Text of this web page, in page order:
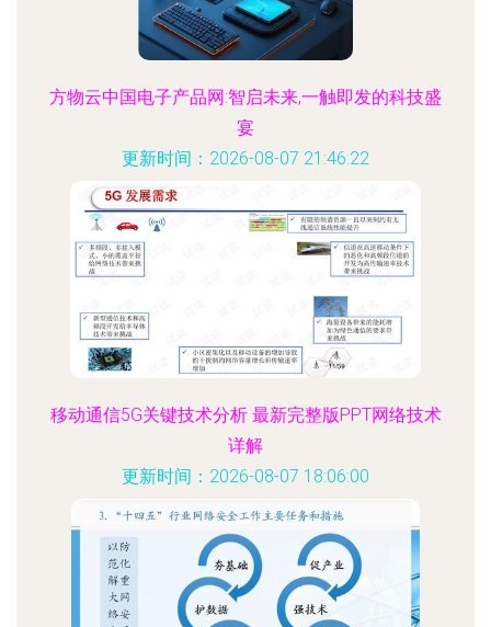
方物云中国电子产品网:智启未来,一触即发的科技盛
宴
更新时间：2026-08-07 21:46:22
移动通信5G关键技术分析 最新完整版PPT网络技术
详解
更新时间：2026-08-07 18:06:00